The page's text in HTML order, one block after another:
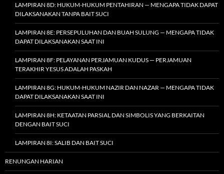
LAMPIRAN 8D: HUKUM-HUKUM PENTAHIRAN — MENGAPA TIDAK DAPAT
DILAKSANAKAN TANPA BAIT SUCI
LAMPIRAN 8E: PERSEPULUHAN DAN BUAH SULUNG — MENGAPA TIDAK
DAPAT DILAKSANAKAN SAAT INI
LAMPIRAN 8F: PELAYANAN PERJAMUAN KUDUS — PERJAMUAN
TERAKHIR YESUS ADALAH PASKAH
LAMPIRAN 8G: HUKUM-HUKUM NAZIR DAN NAZAR — MENGAPA TIDAK
DAPAT DILAKSANAKAN SAAT INI
LAMPIRAN 8H: KETAATAN PARSIAL DAN SIMBOLIS YANG BERKAITAN
DENGAN BAIT SUCI
LAMPIRAN 8I: SALIB DAN BAIT SUCI
RENUNGAN HARIAN